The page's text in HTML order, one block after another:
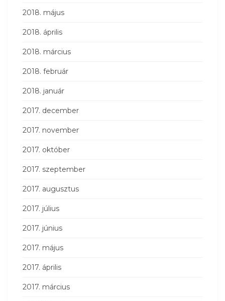
2018. május
2018. április
2018. március
2018. február
2018. január
2017. december
2017. november
2017. október
2017. szeptember
2017. augusztus
2017. július
2017. június
2017. május
2017. április
2017. március